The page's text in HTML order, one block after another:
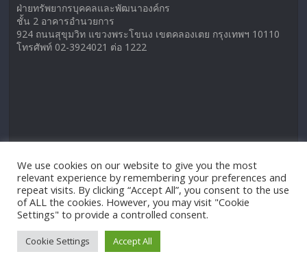
ฝ่ายทรัพยากรบุคคลและพัฒนาองค์กร
ชั้น 2 อาคารอำนวยการ
924 ถนนสุขุมวิท แขวงพระโขนง เขตคลองเตย กรุงเทพฯ 10110
โทรศัพท์ 02-3924021 ต่อ 1222
We use cookies on our website to give you the most
relevant experience by remembering your preferences and
repeat visits. By clicking “Accept All”, you consent to the use
of ALL the cookies. However, you may visit "Cookie
Settings" to provide a controlled consent.
Cookie Settings Accept All